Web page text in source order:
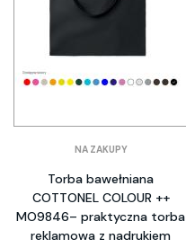
NA ZAKUPY
Torba bawełniana
COTTONEL COLOUR ++
MO9846– praktyczna torba
reklamowa z nadrukiem